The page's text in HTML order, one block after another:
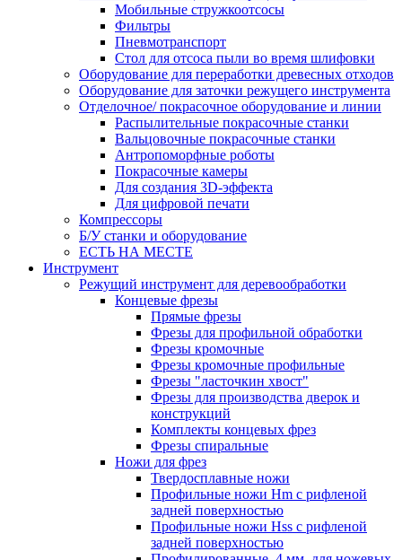
Мобильные стружкоотсосы
Фильтры
Пневмотранспорт
Стол для отсоса пыли во время шлифовки
Оборудование для переработки древесных отходов
Оборудование для заточки режущего инструмента
Отделочное/ покрасочное оборудование и линии
Распылительные покрасочные станки
Вальцовочные покрасочные станки
Антропоморфные роботы
Покрасочные камеры
Для создания 3D-эффекта
Для цифровой печати
Компрессоры
Б/У станки и оборудование
ЕСТЬ НА МЕСТЕ
Инструмент
Режущий инструмент для деревообработки
Концевые фрезы
Прямые фрезы
Фрезы для профильной обработки
Фрезы кромочные
Фрезы кромочные профильные
Фрезы "ласточкин хвост"
Фрезы для производства дверок и
конструкций
Комплекты концевых фрез
Фрезы спиральные
Ножи для фрез
Твердосплавные ножи
Профильные ножи Hm с рифленой
задней поверхностью
Профильные ножи Hss с рифленой
задней поверхностью